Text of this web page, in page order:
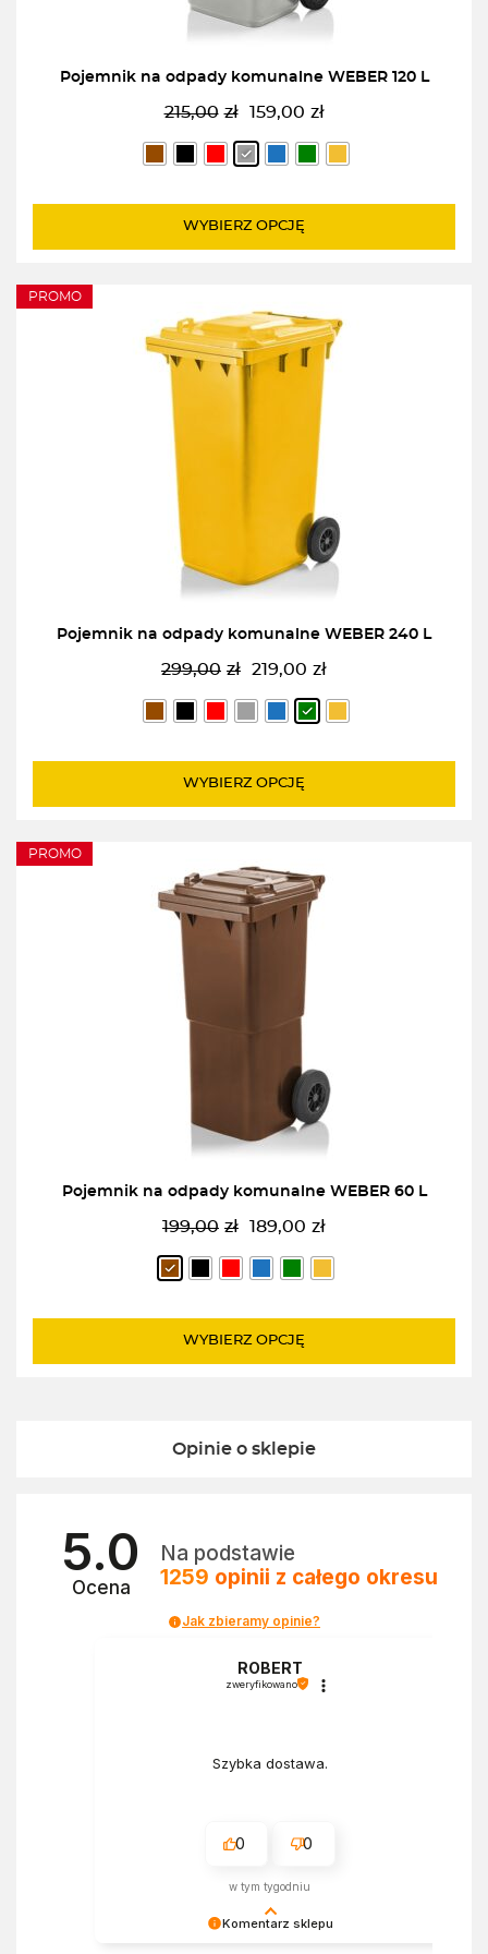
Pojemnik na odpady komunalne WEBER 120 L
215,00 zł
Pierwotna
cena
wynosiła:
159,00 zł
Aktualna
cena
wynosi:
WYBIERZ OPCJĘ
PROMO
Pojemnik na odpady komunalne WEBER 240 L
299,00 zł
Pierwotna
cena
wynosiła:
219,00 zł
Aktualna
cena
wynosi:
WYBIERZ OPCJĘ
PROMO
Pojemnik na odpady komunalne WEBER 60 L
199,00 zł
Pierwotna
cena
wynosiła:
189,00 zł
Aktualna
cena
wynosi:
WYBIERZ OPCJĘ
Opinie o sklepie
5.0
Ocena
Na podstawie
1259 opinii z całego okresu
Jak zbieramy opinie?
Komentarz sklepu
ROBERT
zweryfikowano
Szybka dostawa.
0 0
w tym tygodniu